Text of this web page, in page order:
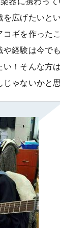
広げたいと
ギを作った
経験は今で
！そんな方
ゃないかと